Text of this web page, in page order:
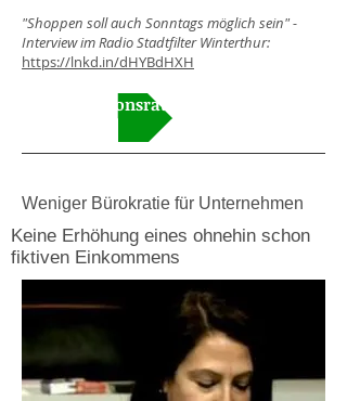
"Shoppen soll auch Sonntags möglich sein" -
Interview im Radio Stadtfilter Winterthur:
https://lnkd.in/dHYBdHXH
Video Kantonsrat
Weniger Bürokratie für Unternehmen
Keine Erhöhung eines ohnehin schon
fiktiven Einkommens